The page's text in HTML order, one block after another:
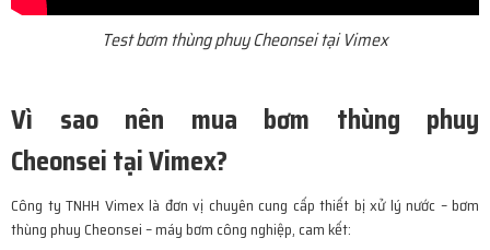
Test bơm thùng phuy Cheonsei tại Vimex
Vì sao nên mua bơm thùng phuy
Cheonsei tại Vimex?
Công ty TNHH Vimex là đơn vị chuyên cung cấp thiết bị xử lý nước – bơm
thùng phuy Cheonsei – máy bơm công nghiệp, cam kết: